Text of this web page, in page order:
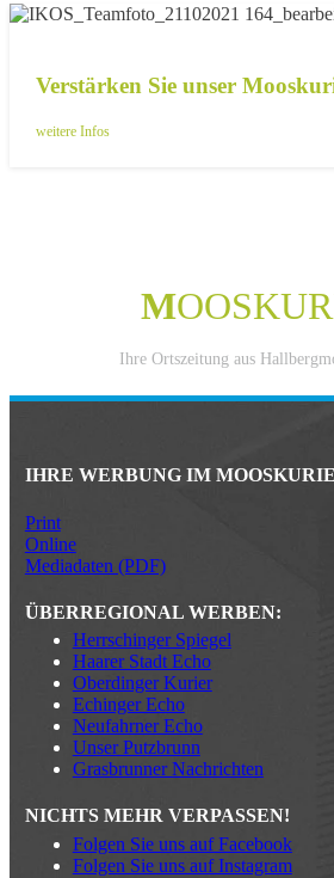
Verstärken Sie unser
weitere Infos
M
Ihre Ortszeitung aus
IHRE WERBUNG IM
Print
Online
Mediadaten (PDF)
ÜBERREGIONAL WERBEN:
Herrschinger Spiegel
Haarer Stadt Echo
Oberdinger Kurier
Echinger Echo
Neufahrner Echo
Unser Putzbrunn
Grasbrunner Nachrichten
NICHTS MEHR VERPASSEN!
Folgen Sie uns auf Facebook
Folgen Sie uns auf Instagram